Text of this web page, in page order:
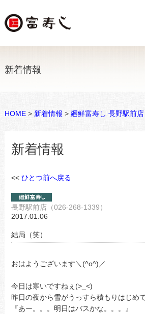
新着情報
HOME> 新着情報 > 廻鮮富寿し 長野駅前店
新着情報
<< ひとつ前へ戻る
長野駅前店（026-268-1339）
2017.01.06
結局（笑）
おはようございます＼(^o^)／
今日は寒いですねぇ(>_<)
昨日の夜から雪がうっすら積もりはじめ
『あー。。。明日はバスかな。。。』